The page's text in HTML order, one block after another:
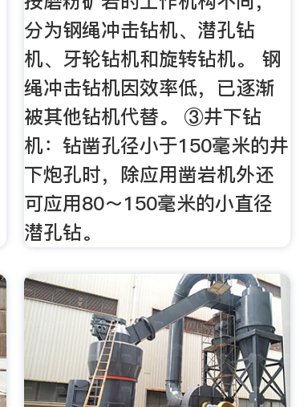
分为钢绳冲击钻机、潜孔钻
机、牙轮钻机和旋转钻机。 钢
绳冲击钻机因效率低，已逐渐
被其他钻机代替。 ③井下钻
机：钻凿孔径小于150毫米的井
下炮孔时，除应用凿岩机外还
可应用80～150毫米的小直径
潜孔钻。